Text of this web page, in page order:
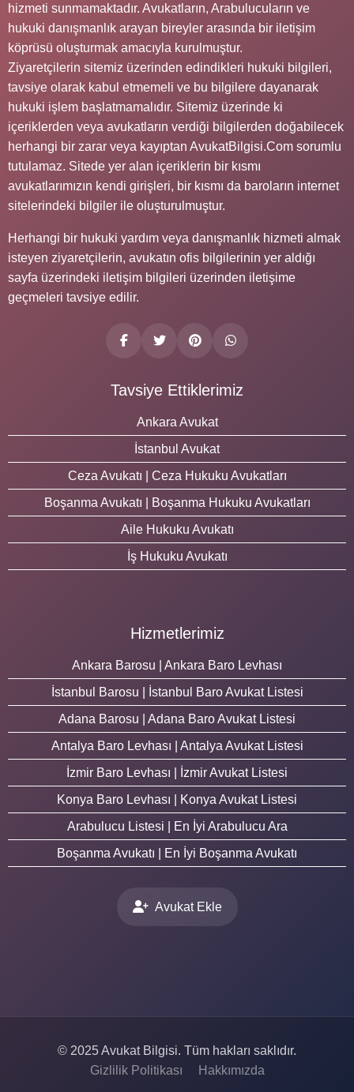
hizmeti sunmamaktadır. Avukatların, Arabulucuların ve
hukuki danışmanlık arayan bireyler arasında bir iletişim
köprüsü oluşturmak amacıyla kurulmuştur.
Ziyaretçilerin sitemiz üzerinden edindikleri hukuki bilgileri,
tavsiye olarak kabul etmemeli ve bu bilgilere dayanarak
hukuki işlem başlatmamalıdır. Sitemiz üzerinde ki
içeriklerden veya avukatların verdiği bilgilerden doğabilecek
herhangi bir zarar veya kayıptan AvukatBilgisi.Com sorumlu
tutulamaz. Sitede yer alan içeriklerin bir kısmı
avukatlarımızın kendi girişleri, bir kısmı da baroların internet
sitelerindeki bilgiler ile oluşturulmuştur.
Herhangi bir hukuki yardım veya danışmanlık hizmeti almak
isteyen ziyaretçilerin, avukatın ofis bilgilerinin yer aldığı
sayfa üzerindeki iletişim bilgileri üzerinden iletişime
geçmeleri tavsiye edilir.
Tavsiye Ettiklerimiz
Ankara Avukat
İstanbul Avukat
Ceza Avukatı | Ceza Hukuku Avukatları
Boşanma Avukatı | Boşanma Hukuku Avukatları
Aile Hukuku Avukatı
İş Hukuku Avukatı
Hizmetlerimiz
Ankara Barosu | Ankara Baro Levhası
İstanbul Barosu | İstanbul Baro Avukat Listesi
Adana Barosu | Adana Baro Avukat Listesi
Antalya Baro Levhası | Antalya Avukat Listesi
İzmir Baro Levhası | İzmir Avukat Listesi
Konya Baro Levhası | Konya Avukat Listesi
Arabulucu Listesi | En İyi Arabulucu Ara
Boşanma Avukatı | En İyi Boşanma Avukatı
Avukat Ekle
© 2025 Avukat Bilgisi. Tüm hakları saklıdır.
Gizlilik Politikası
Hakkımızda